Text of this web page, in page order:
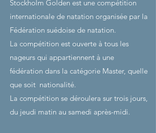
Stockholm Golden est une compétition
internationale de natation organisée par la
Fédération suédoise de natation.
La compétition est ouverte à tous les
nageurs qui appartiennent à une
fédération dans la catégorie Master, quelle
que soit nationalité.
La compétition se déroulera sur trois jours,
du jeudi matin au samedi après-midi.